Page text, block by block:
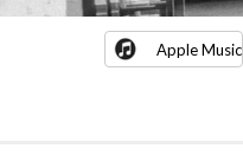
Apple Music